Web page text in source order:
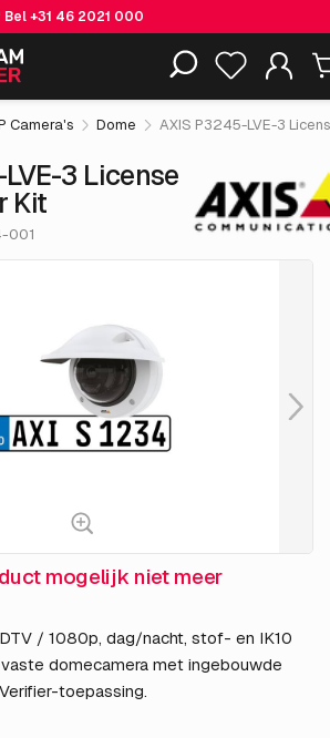
Bel+31 46 2021 000
3 License Plate Verifier Kit End-of-life
€ 1,224. 55
excl. BTW
Camera's Dome AXIS P3245-LVE-3
3 License
Kit
001
mogelijk niet meer
/ 1080p, dag/nacht, stof- en IK10
domecamera met ingebouwde
toepassing.